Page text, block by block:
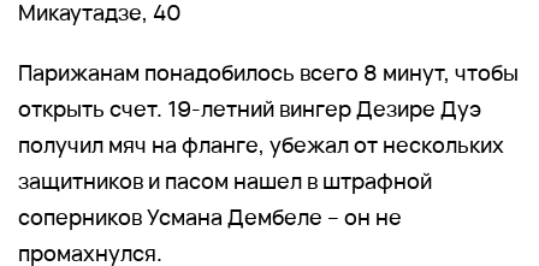
Микаутадзе, 40
Парижанам понадобилось всего 8 минут, чтобы
открыть счет. 19-летний вингер Дезире Дуэ
получил мяч на фланге, убежал от нескольких
защитников и пасом нашел в штрафной
соперников Усмана Дембеле – он не
промахнулся.